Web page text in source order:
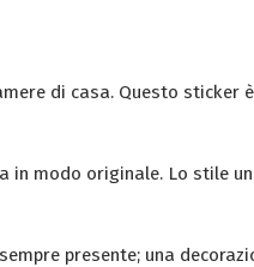
di casa. Questo sticker
modo originale. Lo stile
presente; una